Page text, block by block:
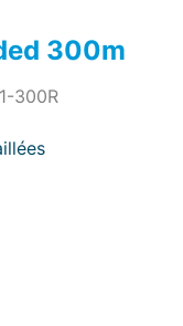
300m
300R